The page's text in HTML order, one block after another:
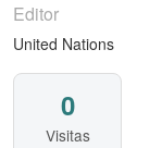
Editor
United Nations
0
Visitas